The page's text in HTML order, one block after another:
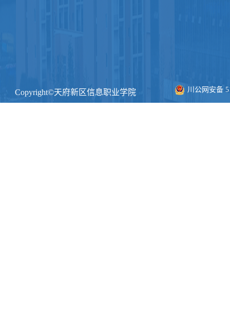
Copyright©天府新区信息职业学院 川公网安备